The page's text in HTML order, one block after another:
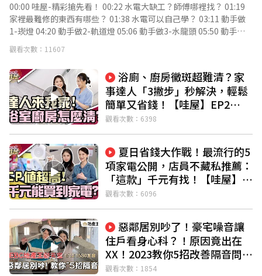
00:00 哇屋-精彩搶先看！ 00:22 水電大缺工？師傅哪裡找？ 01:19
家裡最難修的東西有哪些？ 01:38 水電可以自己學？ 03:11 動手做
1-崁燈 04:20 動手做2-軌道燈 05:06 動手做3-水龍頭 05:50 動手做
4-馬桶水箱 06:27 動手做5-排水疏通 07:00筆記! 裝修小白撇步
08:14 還想看什麼主題呢？來留言！ 水電師傅超難找？！ 好不容易
找到， 荷包又要大失血...？ 聽說現在有個「進修班」， 只要學5個
小時， 全部的居家DIY都可以自己動手， 甚至幫你省下超過萬元的
修繕費？！ 別錯過本集的實用內容！ 📣週四晚間8點 【哇屋】帶你
住好屋！ #哇屋 #地產王 #呂心喻 #辛蒂 #許少蘋 #安柏小姐 找好屋
也要住好屋，魔鬼藏在細節中！ 從買屋前軟裝規劃，到居家生活、
「家的美好氛圍」 帶你住好屋，也讓你的生活很WOW！ 請鎖定
【哇屋】 立即加入EBC地產王LINE好友 https://lin.ee/0SpOOsS 主
要TAG以前三個為主： #水電 #DIY #修繕 #房市 #房產 #地產 #房市
#達人 #居家 #生活 #收納 #電器 #廚房 #浴室 #格局 #裝潢 #設計 #家
具 #掃地 #打掃 #清潔 #大掃除 #家務 #達人 #高手 #家庭 #賞屋 #房
屋 #屋子 #房子 #新家 #呂心喻 #辛蒂呂 #許少蘋 #安柏小姐 #EBC地
#household #appliance #home #designing #create #EBC
觀看次數：11607
事達人「3撇步」秒解決，輕鬆
簡單又省錢！【哇屋】EP2
@ebcrealestate
觀看次數：6398
項家電公開，店員不藏私推薦：
「這款」千元有找！【哇屋】
EP1
觀看次數：6096
住戶看身心科？！原因竟出在
XX！2023教你5招改善隔音問題
@ebcrealestate
觀看次數：1854